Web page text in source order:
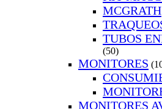
MCGRATH
TUBOS
(50)
MONITORES
MONITORES